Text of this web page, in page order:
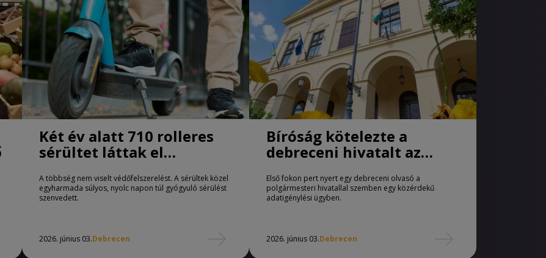
Két év alatt 710 rolleres
sérültet láttak el
A többség nem viselt védőfelszerelést. A sérültek közel
egyharmada súlyos, nyolc napon túl gyógyuló sérülést
szenvedett.
2026. június 03.Debrecen
Bíróság kötelezte a
debreceni hivatalt az
Első fokon pert nyert egy debreceni olvasó a
polgármesteri hivatallal szemben egy közérdekű
adatigénylési ügyben.
2026. június 03.Debrecen